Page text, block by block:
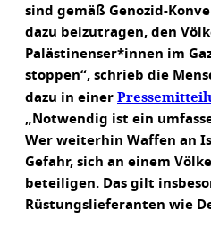
sind gemäß Genozid-
dazu beizutragen, den
Palästinenser*innen im
stoppen“, schrieb die
dazu in einer
„Notwendig ist ein
Wer weiterhin Waffen an
Gefahr, sich an einem
beteiligen. Das gilt
Rüstungslieferanten wie